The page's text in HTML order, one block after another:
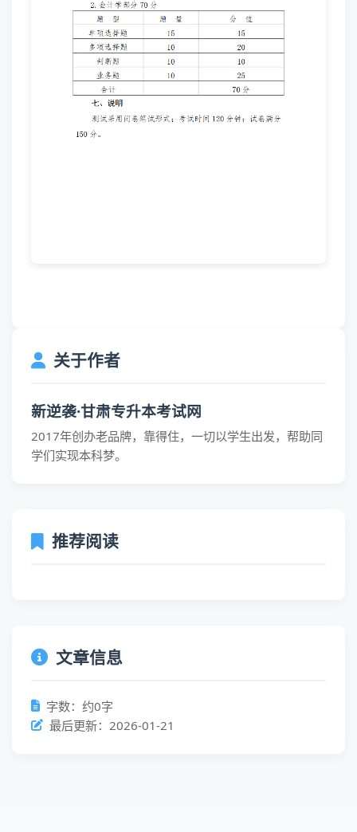
关于作者
新逆袭·甘肃专升本考试网
2017年创办老品牌，靠得住，一切以学生出发，帮助同
学们实现本科梦。
推荐阅读
文章信息
字数：约0字
最后更新：2026-01-21